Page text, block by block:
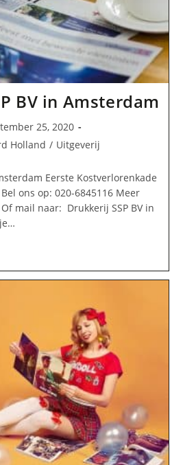
BV in Amsterdam
25, 2020
Holland / Uitgeverij
Eerste Kostverlorenkade
ons op: 020-6845116 Meer
mail naar: Drukkerij SSP BV in